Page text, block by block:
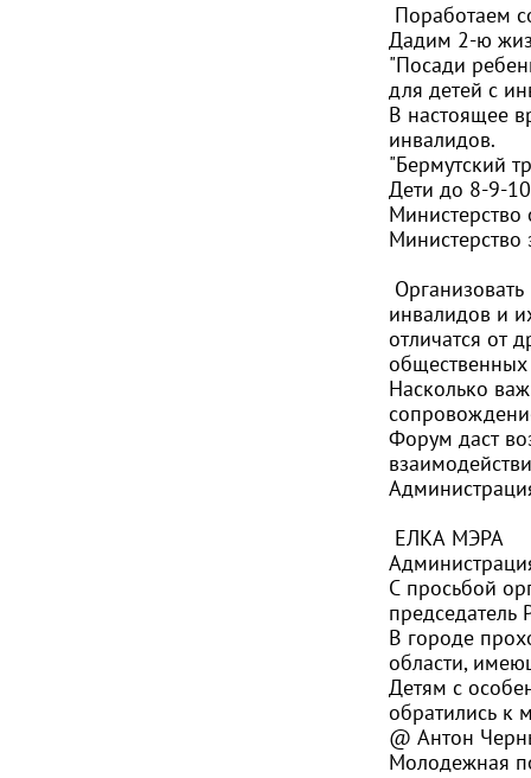
Поработаем
Дадим 2-ю
"Посади
для детей с
В настоящее
инвалидов.
"Бермутский
Дети до 8-9-
Министерство
Министерство
инвалидов и
отличатся от
общественных
Насколько
Форум даст
ЕЛКА МЭРА
С просьбой
В городе
области,
Детям с
обратились к
@ Антон
Молодежная